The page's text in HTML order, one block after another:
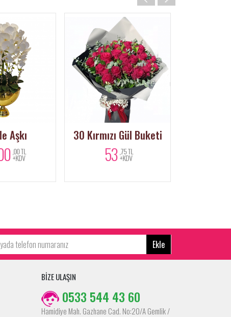
Aşkı
,00 TL
+KDV
30 Kırmızı Gül Buketi
53 ,75 TL
+KDV
Ekle
BİZE ULAŞIN
0533 544 43 60
Hamidiye Mah. Gazhane Cad. No:20/A Gemlik /